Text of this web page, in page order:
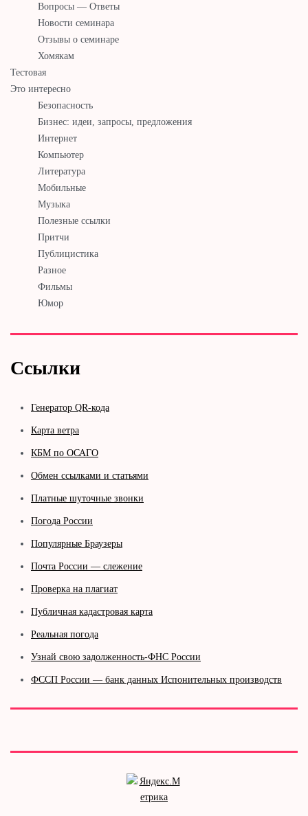
Вопросы — Ответы
Новости семинара
Отзывы о семинаре
Хомякам
Тестовая
Это интересно
Безопасность
Бизнес: идеи, запросы, предложения
Интернет
Компьютер
Литература
Мобильные
Музыка
Полезные ссылки
Притчи
Публицистика
Разное
Фильмы
Юмор
Ссылки
Генератор QR-кода
Карта ветра
КБМ по ОСАГО
Обмен ссылками и статьями
Платные шуточные звонки
Погода России
Популярные Браузеры
Почта России — слежение
Проверка на плагиат
Публичная кадастровая карта
Реальная погода
Узнай свою задолженность-ФНС России
ФССП России — банк данных Испонительных производств